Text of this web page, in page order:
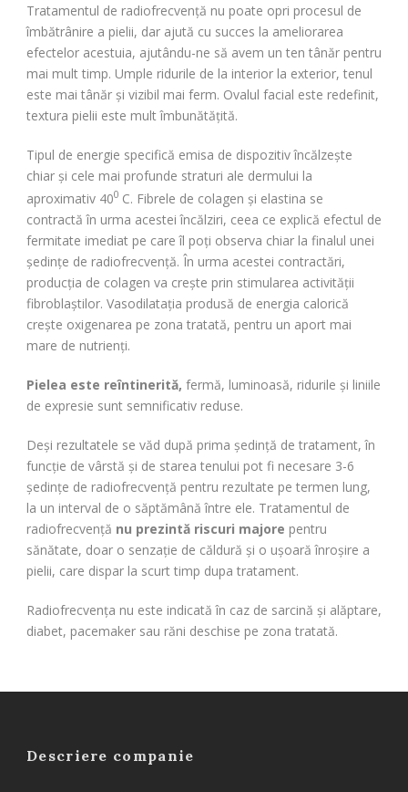
Tratamentul de radiofrecvență nu poate opri procesul de
îmbătrânire a pielii, dar ajută cu succes la ameliorarea
efectelor acestuia, ajutându-ne să avem un ten tânăr pentru
mai mult timp. Umple ridurile de la interior la exterior, tenul
este mai tânăr și vizibil mai ferm. Ovalul facial este redefinit,
textura pielii este mult îmbunătățită.
Tipul de energie specifică emisa de dispozitiv încălzește
chiar și cele mai profunde straturi ale dermului la
aproximativ 400 C. Fibrele de colagen și elastina se
contractă în urma acestei încălziri, ceea ce explică efectul de
fermitate imediat pe care îl poți observa chiar la finalul unei
ședințe de radiofrecvență. În urma acestei contractări,
producția de colagen va crește prin stimularea activității
fibroblaștilor. Vasodilatația produsă de energia calorică
crește oxigenarea pe zona tratată, pentru un aport mai
mare de nutrienți.
Pielea este reîntinerită, fermă, luminoasă, ridurile și liniile
de expresie sunt semnificativ reduse.
Deși rezultatele se văd după prima ședință de tratament, în
funcție de vârstă și de starea tenului pot fi necesare 3-6
ședințe de radiofrecvență pentru rezultate pe termen lung,
la un interval de o săptămână între ele. Tratamentul de
radiofrecvență nu prezintă riscuri majore pentru
sănătate, doar o senzație de căldură și o ușoară înroșire a
pielii, care dispar la scurt timp dupa tratament.
Radiofrecvența nu este indicată în caz de sarcină și alăptare,
diabet, pacemaker sau răni deschise pe zona tratată.
Descriere companie